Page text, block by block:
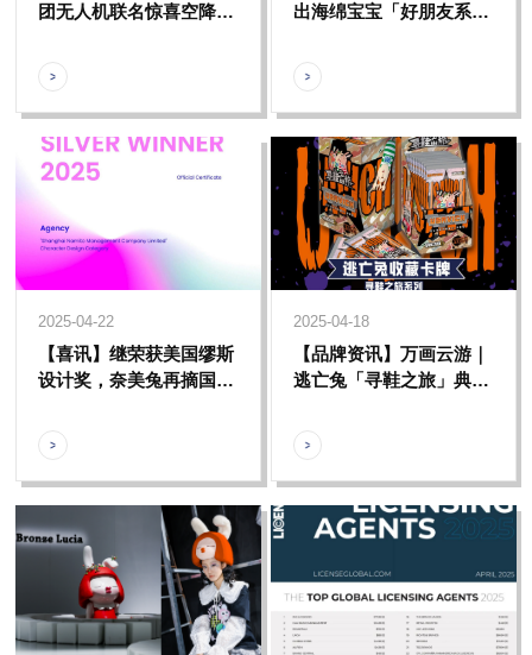
团无人机联名惊喜空降深
派送不停！
出海绵宝宝「好朋友系
们- 搞怪毛绒」两套主题
限定盲盒系列
2025-04-22
【喜讯】继荣获美国缪斯
设计奖，奈美兔再摘国际
大奖银奖殊荣
2025-04-18
【品牌资讯】万画云游｜
逃亡兔「寻鞋之旅」典藏
共赴沉浸式奇幻冒险之
旅。